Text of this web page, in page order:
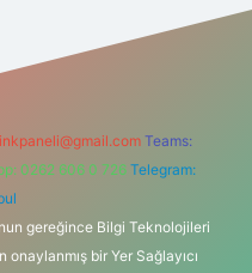
Teams:
0262 606 0 726 Telegram:
gereğince Bilgi Teknolojileri
bir Yer Sağlayıcı